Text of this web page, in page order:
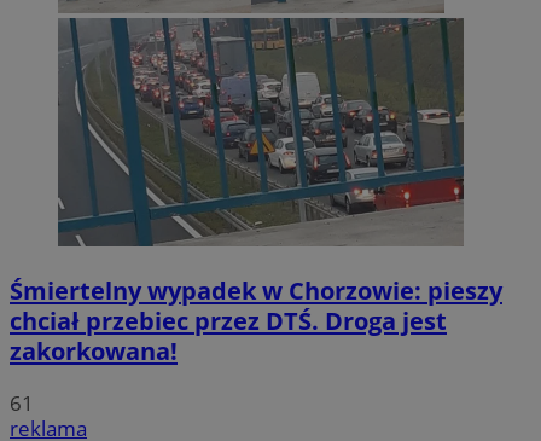
Śmiertelny wypadek w Chorzowie: pieszy
chciał przebiec przez DTŚ. Droga jest
zakorkowana!
61
reklama